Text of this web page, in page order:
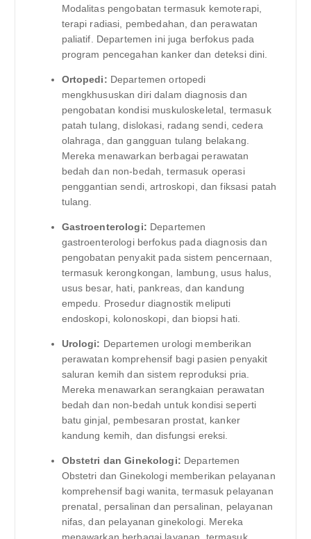
Modalitas pengobatan termasuk kemoterapi,
terapi radiasi, pembedahan, dan perawatan
paliatif. Departemen ini juga berfokus pada
program pencegahan kanker dan deteksi dini.
Ortopedi: Departemen ortopedi
mengkhususkan diri dalam diagnosis dan
pengobatan kondisi muskuloskeletal, termasuk
patah tulang, dislokasi, radang sendi, cedera
olahraga, dan gangguan tulang belakang.
Mereka menawarkan berbagai perawatan
bedah dan non-bedah, termasuk operasi
penggantian sendi, artroskopi, dan fiksasi patah
tulang.
Gastroenterologi: Departemen
gastroenterologi berfokus pada diagnosis dan
pengobatan penyakit pada sistem pencernaan,
termasuk kerongkongan, lambung, usus halus,
usus besar, hati, pankreas, dan kandung
empedu. Prosedur diagnostik meliputi
endoskopi, kolonoskopi, dan biopsi hati.
Urologi: Departemen urologi memberikan
perawatan komprehensif bagi pasien penyakit
saluran kemih dan sistem reproduksi pria.
Mereka menawarkan serangkaian perawatan
bedah dan non-bedah untuk kondisi seperti
batu ginjal, pembesaran prostat, kanker
kandung kemih, dan disfungsi ereksi.
Obstetri dan Ginekologi: Departemen
Obstetri dan Ginekologi memberikan pelayanan
komprehensif bagi wanita, termasuk pelayanan
prenatal, persalinan dan persalinan, pelayanan
nifas, dan pelayanan ginekologi. Mereka